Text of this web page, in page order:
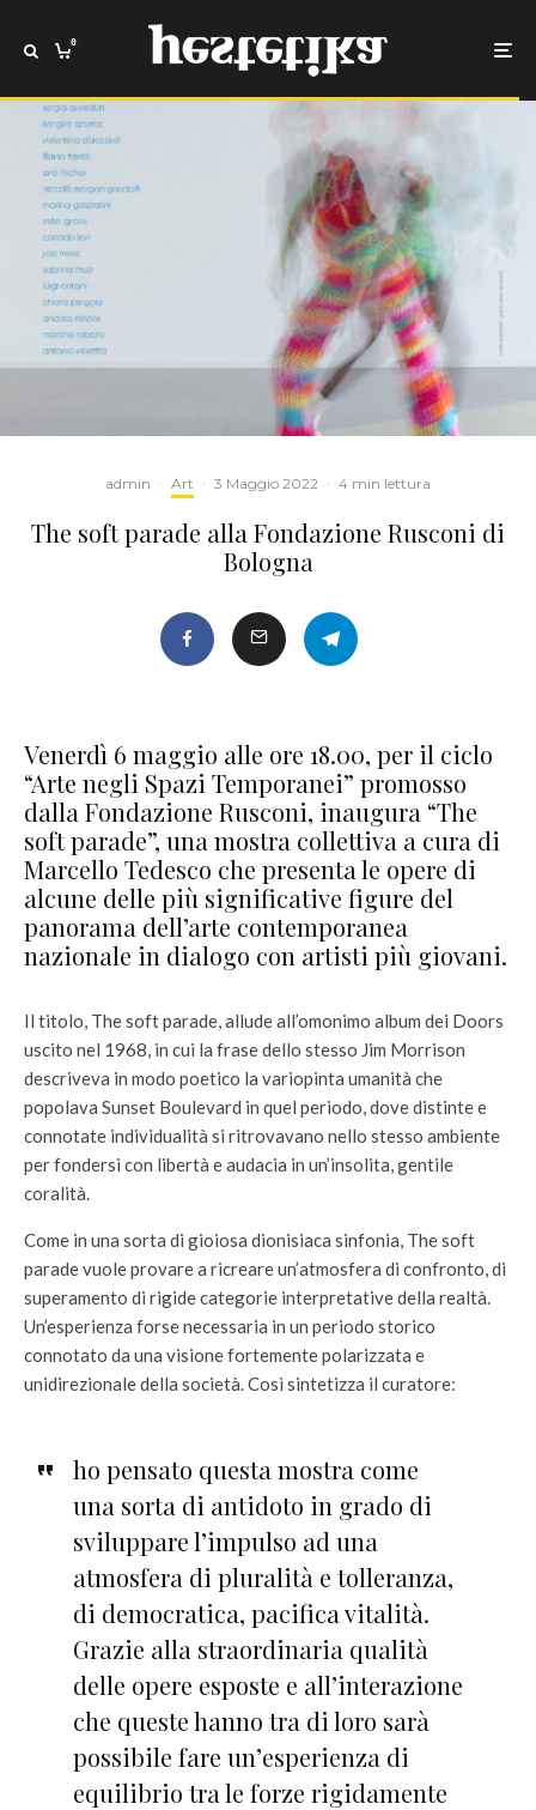
0
admin · Art · 3 Maggio 2022 · 4 min lettura
The soft parade alla Fondazione Rusconi di
Bologna
Venerdì 6 maggio alle ore 18.00, per il ciclo
“Arte negli Spazi Temporanei” promosso
dalla Fondazione Rusconi, inaugura “The
soft parade”, una mostra collettiva a cura di
Marcello Tedesco che presenta le opere di
alcune delle più significative figure del
panorama dell’arte contemporanea
nazionale in dialogo con artisti più giovani.
Il titolo, The soft parade, allude all’omonimo album dei Doors
uscito nel 1968, in cui la frase dello stesso Jim Morrison
descriveva in modo poetico la variopinta umanità che
popolava Sunset Boulevard in quel periodo, dove distinte e
connotate individualità si ritrovavano nello stesso ambiente
per fondersi con libertà e audacia in un’insolita, gentile
coralità.
Come in una sorta di gioiosa dionisiaca sinfonia, The soft
parade vuole provare a ricreare un’atmosfera di confronto, di
superamento di rigide categorie interpretative della realtà.
Un’esperienza forse necessaria in un periodo storico
connotato da una visione fortemente polarizzata e
unidirezionale della società. Così sintetizza il curatore:
ho pensato questa mostra come
una sorta di antidoto in grado di
sviluppare l’impulso ad una
atmosfera di pluralità e tolleranza,
di democratica, pacifica vitalità.
Grazie alla straordinaria qualità
delle opere esposte e all’interazione
che queste hanno tra di loro sarà
possibile fare un’esperienza di
equilibrio tra le forze rigidamente